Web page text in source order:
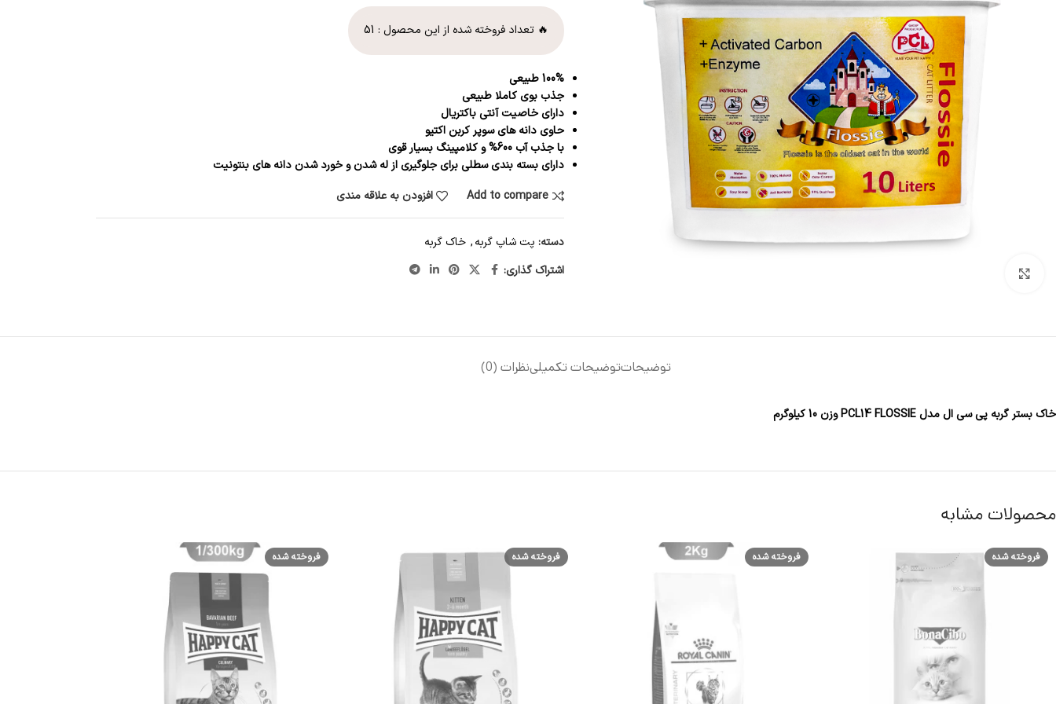
🔥 تعداد فروخته شده از این محصول : 51
100% طبیعی
جذب بوی کاملا طبیعی
دارای خاصیت آنتی باکتریال
حاوی دانه های سوپر کربن اکتیو
با جذب آب 600% و کلامپینگ بسیار قوی
دارای بسته بندی سطلی برای جلوگیری از له شدن و خورد شدن دانه های بنتونیت
Add to compare
افزودن به علاقه مندی
دسته: پت شاپ گربه, خاک گربه
اشتراک گذاری:
توضیحاتتوضیحات تکمیلینظرات (0)
خاک بستر گربه پی سی ال مدل PCL14 FLOSSIE وزن 10 کیلوگرم
محصولات مشابه
فروخته شده فروخته شده فروخته شده فروخته شده